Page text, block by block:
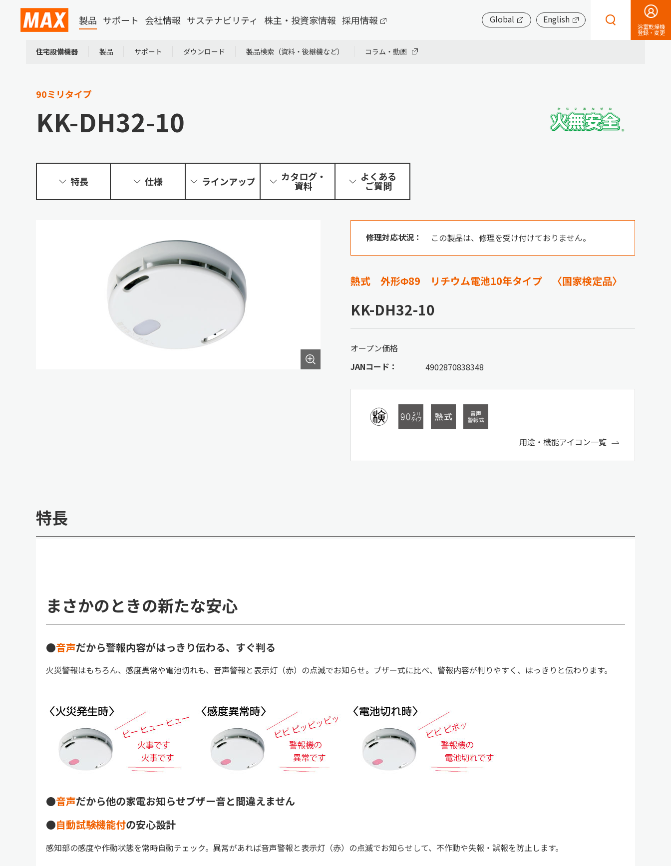
製品 サポート 会社情報 サステナビリティ 株主・投資家情報 採用情報 Global English
浴室乾燥機
登録・変更
住宅設備機器 製品 サポート ダウンロード 製品検索（資料・後継機など） コラム・動画
90ミリタイプ
KK-DH32-10
特長 仕様 ラインアップ カタログ・
資料
よくある
ご質問
修理対応状況： この製品は、修理を受け付けておりません。
熱式 外形Φ89 リチウム電池10年タイプ 〈国家検定品〉
KK-DH32-10
オープン価格
JANコード：
4902870838348
用途・機能アイコン一覧
特長
まさかのときの新たな安心
●音声だから警報内容がはっきり伝わる、すぐ判る
火災警報はもちろん、感度異常や電池切れも、音声警報と表示灯（赤）の点滅でお知らせ。ブザー式に比べ、警報内容が判りやすく、はっきりと伝わります。
●音声だから他の家電お知らせブザー音と間違えません
●自動試験機能付の安心設計
感知部の感度や作動状態を常時自動チェック。異常があれば音声警報と表示灯（赤）の点滅でお知らせして、不作動や失報・誤報を防止します。